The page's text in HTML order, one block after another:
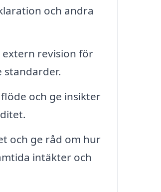
och andra
revision för
och ge insikter
och ge råd om hur
intäkter och